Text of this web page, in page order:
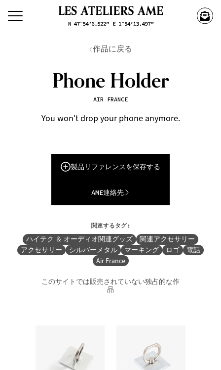
作品に戻る
Phone Holder
AIR FRANCE
You won't drop your phone anymore.
製品リファレンスを保存する
AME連絡先
関連するタグ:
ハイテク ＆ オーディオ関連グッズ
関連アクセサリー
アクセサリー
シルバーメタル マーキング ロゴ
電話
Air France
このサイトでは販売されていない独占的な作
品